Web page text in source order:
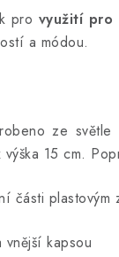
pro využití pro
a módou.
ze
15 cm.
části plastovým
kapsou